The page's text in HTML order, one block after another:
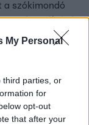
My Personal
third parties, or
for
opt-out
that after your
a szókimondó
pályázó
le a bíró már a
most